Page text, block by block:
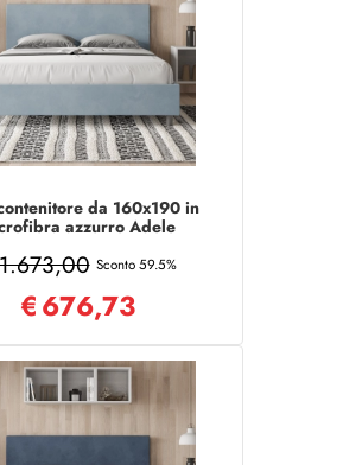
da 160x190 in
azzurro Adele
Sconto 59.5%
€676,73